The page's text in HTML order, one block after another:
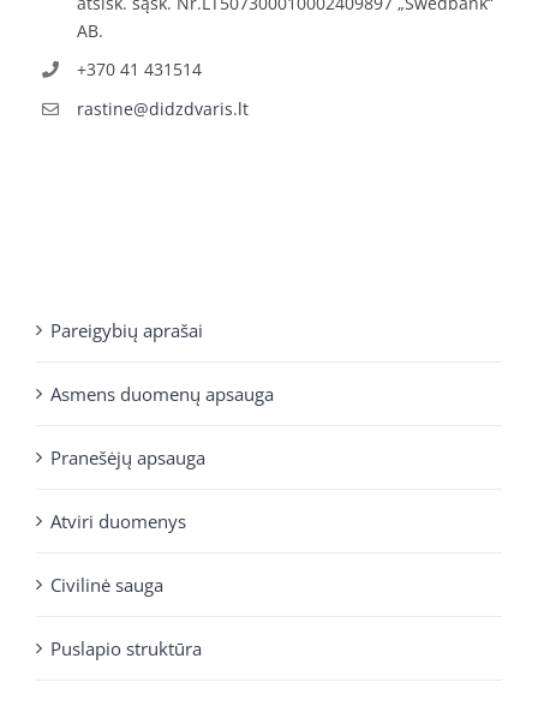
AB.
+370 41 431514
rastine@didzdvaris.lt
Pareigybių aprašai
Asmens duomenų apsauga
Pranešėjų apsauga
Atviri duomenys
Civilinė sauga
Puslapio struktūra